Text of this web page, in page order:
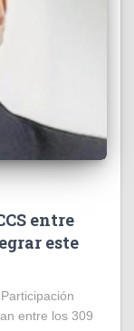
entre
este
entre los 309